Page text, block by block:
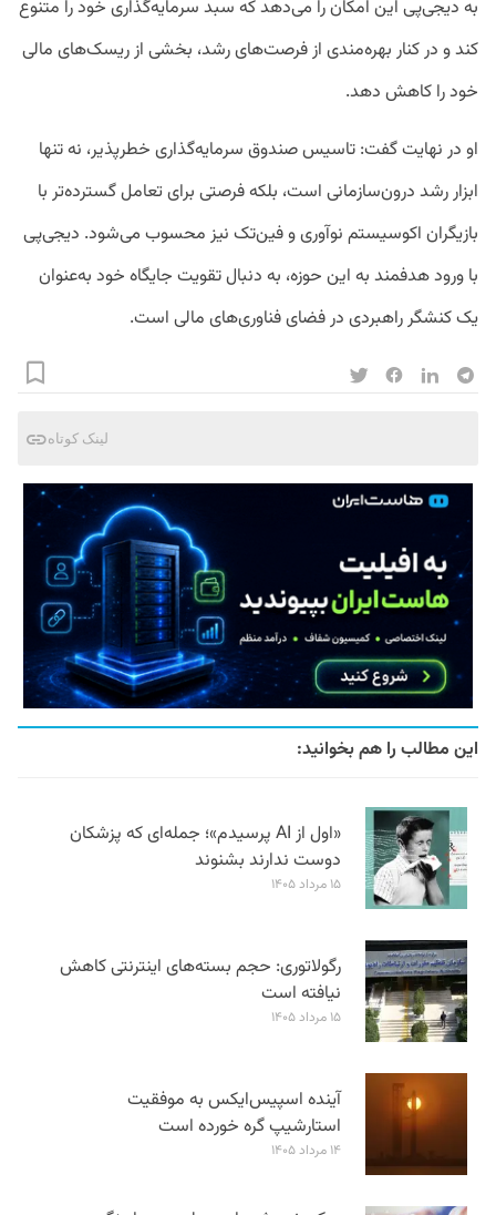
به دیجی‌پی این امکان را می‌دهد که سبد سرمایه‌گذاری خود را متنوع
کند و در کنار بهره‌مندی از فرصت‌های رشد، بخشی از ریسک‌های مالی
خود را کاهش دهد.
او در نهایت گفت: تاسیس صندوق سرمایه‌گذاری خطرپذیر، نه تنها
ابزار رشد درون‌سازمانی است، بلکه فرصتی برای تعامل گسترده‌تر با
بازیگران اکوسیستم نوآوری و فین‌تک نیز محسوب می‌شود. دیجی‌پی
با ورود هدفمند به این حوزه، به دنبال تقویت جایگاه خود به‌عنوان
یک کنشگر راهبردی در فضای فناوری‌های مالی است.
لینک کوتاه
این مطالب را هم بخوانید:
«اول از AI پرسیدم»؛ جمله‌ای که پزشکان
دوست ندارند بشنوند
۱۵ مرداد ۱۴۰۵
رگولاتوری: حجم بسته‌های اینترنتی کاهش
نیافته است
۱۵ مرداد ۱۴۰۵
آینده اسپیس‌ایکس به موفقیت
استارشیپ گره خورده است
۱۴ مرداد ۱۴۰۵